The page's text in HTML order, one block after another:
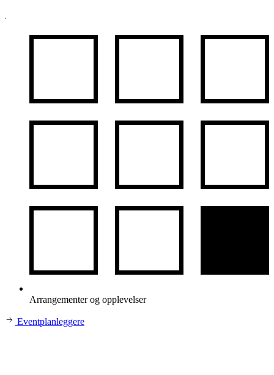
Arrangementer og opplevelser
Eventplanleggere